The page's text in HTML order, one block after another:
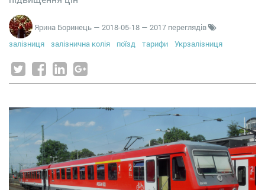
Ярина Боринець — 2018-05-18 — 2017 переглядів
залізниця
залізнична колія поїзд тарифи Укрзалізниця